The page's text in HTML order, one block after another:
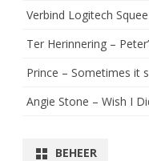
Verbind Logitech
Ter Herinnering –
Prince – Sometimes it
Angie Stone – Wish I
BEHEER